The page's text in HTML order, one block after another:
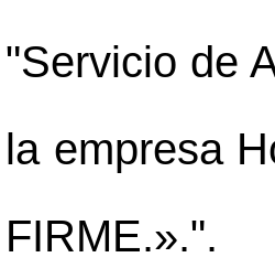
"Servicio de
la empresa
FIRME.».".